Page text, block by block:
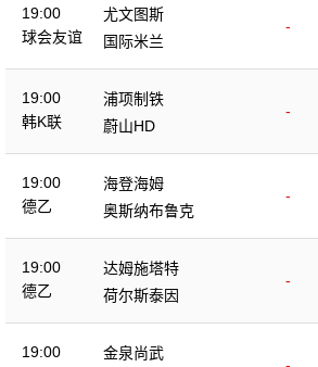
19:00
球会友谊
尤文图斯
-
国际米兰
19:00
韩K联
浦项制铁
-
蔚山HD
19:00
德乙
海登海姆
-
奥斯纳布鲁克
19:00
德乙
达姆施塔特
-
荷尔斯泰因
19:00
金泉尚武